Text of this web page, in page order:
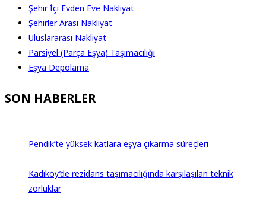
Şehir İçi Evden Eve Nakliyat
Şehirler Arası Nakliyat
Uluslararası Nakliyat
Parsiyel (Parça Eşya) Taşımacılığı
Eşya Depolama
SON HABERLER
Pendik’te yüksek katlara eşya çıkarma süreçleri
Kadıköy’de rezidans taşımacılığında karşılaşılan teknik
zorluklar